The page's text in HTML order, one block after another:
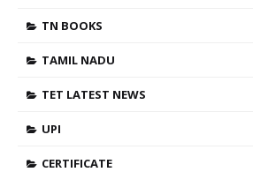
TN BOOKS
TAMIL NADU
TET LATEST NEWS
UPI
CERTIFICATE